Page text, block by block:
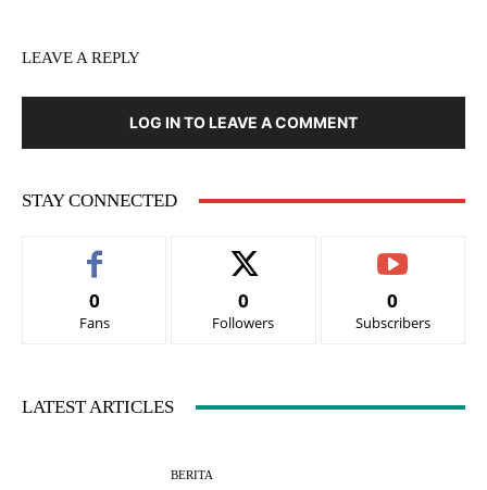
LEAVE A REPLY
LOG IN TO LEAVE A COMMENT
STAY CONNECTED
0
Fans
0
Followers
0
Subscribers
LATEST ARTICLES
BERITA